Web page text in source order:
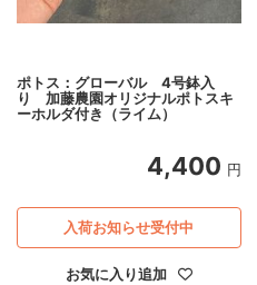
ポトス：グローバル 4号鉢入
り 加藤農園オリジナルポトスキ
ーホルダ付き（ライム）
4,400 円
お気に入り追加
入荷お知らせ受付中